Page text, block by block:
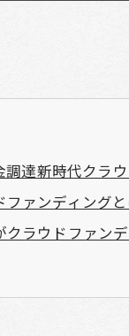
調達新時代クラ
ファンディング
クラウドファン
から学ぶクラウ
適したクラウド